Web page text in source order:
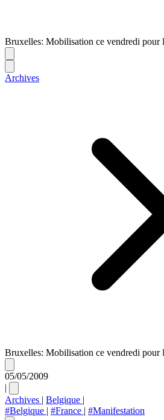
Bruxelles: Mobilisation ce vendredi pour
Archives
Bruxelles: Mobilisation ce vendredi pour
05/05/2009
|
Archives | Belgique |
#Belgique | #France | #Manifestation